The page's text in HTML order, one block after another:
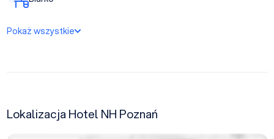
Pokaż wszystkie
Lokalizacja Hotel NH Poznań